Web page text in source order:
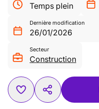
Temps plein
Dernière modification
26/01/2026
Secteur
Construction